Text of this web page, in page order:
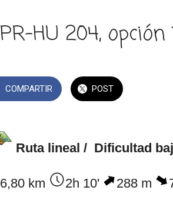
PR-HU 204,
COMPARTIR POST
Ruta lineal / Dificultad
6,80 km 2h 10' 288 m